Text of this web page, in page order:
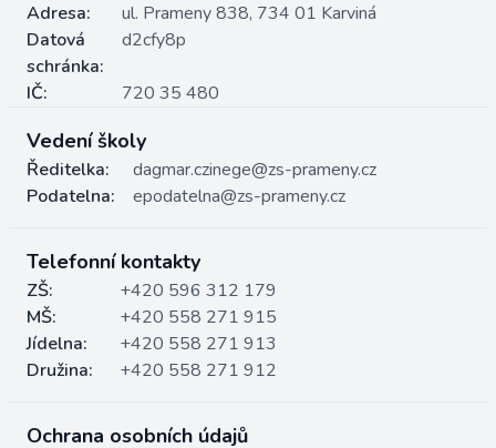
Adresa:
ul. Prameny 838, 734 01 Karviná
Datová
schránka:
d2cfy8p
IČ: 720 35 480
Vedení školy
Ředitelka:
dagmar.czinege@zs-prameny.cz
Podatelna:
epodatelna@zs-prameny.cz
Telefonní kontakty
ZŠ:
+420 596 312 179
MŠ:
+420 558 271 915
Jídelna:
+420 558 271 913
Družina:
+420 558 271 912
Ochrana osobních údajů